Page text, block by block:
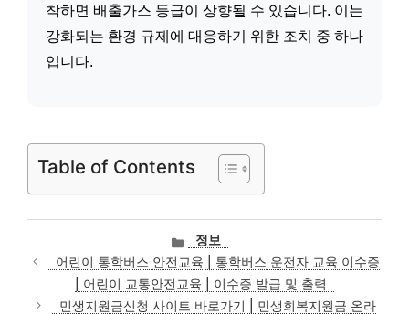
착하면 배출가스 등급이 상향될 수 있습니다. 이는
강화되는 환경 규제에 대응하기 위한 조치 중 하나
입니다.
Table of Contents
카
테
고
리
정보
어린이 통학버스 안전교육 | 통학버스 운전자 교육 이수증
| 어린이 교통안전교육 | 이수증 발급 및 출력
민생지원금신청 사이트 바로가기 | 민생회복지원금 온라